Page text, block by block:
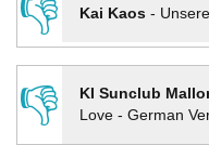
👎
Kai Kaos-
👎
KI Sunclub
Love - German